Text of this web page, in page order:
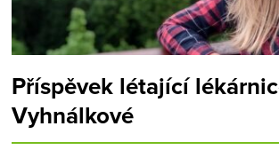
Příspěvek létající
Vyhnálkové